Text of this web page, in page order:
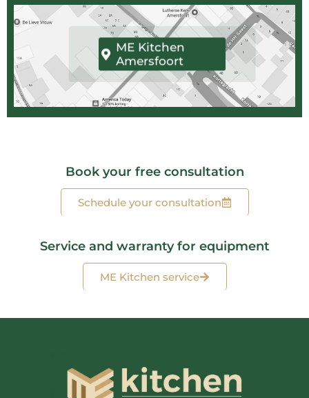
ME Kitchen
Amersfoort
Book your free consultation
Schedule your consultation
Service and warranty for equipment
ME Kitchen service